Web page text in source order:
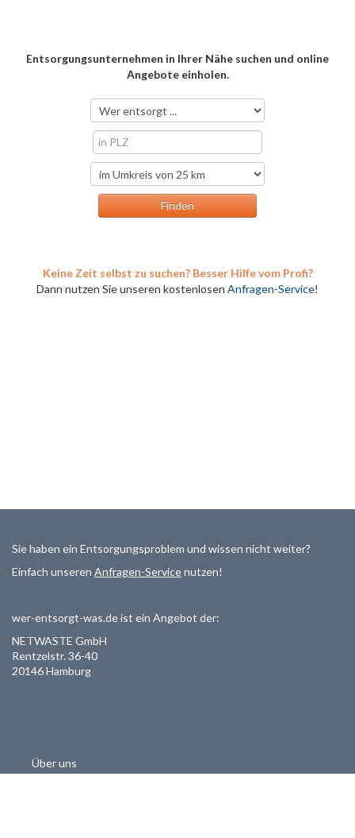
Entsorgungsunternehmen in Ihrer Nähe suchen und online
Angebote einholen.
Keine Zeit selbst zu suchen? Besser Hilfe vom Profi?
Dann nutzen Sie unseren kostenlosen Anfragen-Service!
Sie haben ein Entsorgungsproblem und wissen nicht weiter?
Einfach unseren Anfragen-Servicenutzen!
wer-entsorgt-was.de ist ein Angebot der:
NETWASTE GmbH
Rentzelstr. 36-40
20146 Hamburg
Über uns